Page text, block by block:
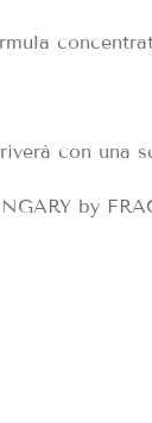
con una
by